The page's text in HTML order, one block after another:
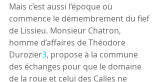
Mais c’est aussi l’époque où
commence le démembrement du fief
de Lissieu. Monsieur Chatron,
homme d’affaires de Théodore
Durozier3, propose à la commune
des échanges pour que le domaine
de la roue et celui des Calles ne